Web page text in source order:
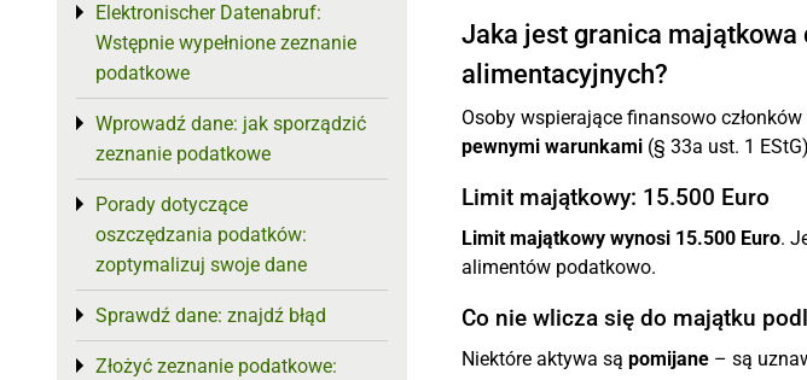
Jaka jest granica majątkowa
alimentacyjnych?
Osoby wspierające finansowo
pewnymi warunkami (§ 33a ust. 1
Limit majątkowy: 15.500 Euro
Limit majątkowy wynosi 15.500 Euro.
alimentów podatkowo.
Co nie wlicza się do majątku
Niektóre aktywa są pomijane – są
Elektronischer Datenabruf:
Wstępnie wypełnione zeznanie
podatkowe
Toggle menu
Wprowadź dane: jak sporządzić
zeznanie podatkowe
Toggle menu
Porady dotyczące
oszczędzania podatków:
zoptymalizuj swoje dane
Toggle menu
Sprawdź dane: znajdź błąd
Toggle menu
Złożyć zeznanie podatkowe:
Toggle menu